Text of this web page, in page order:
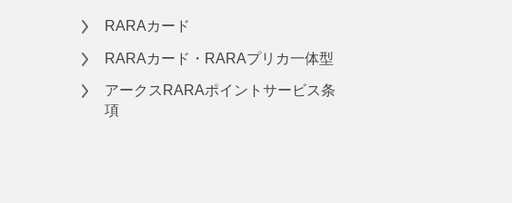
RARAカード
RARAカード・RARAプリカ一体型
アークスRARAポイントサービス条
項